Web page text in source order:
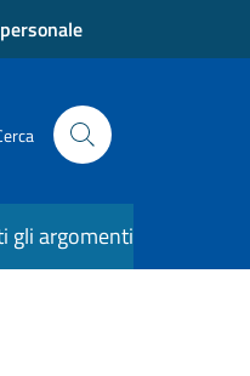
gli argomenti